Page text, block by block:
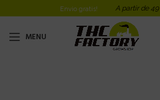
Envio gratis! A partir de 49
MENU